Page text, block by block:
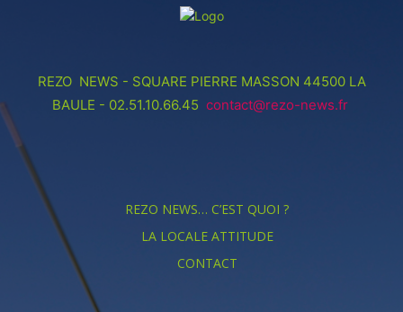
REZO NEWS - SQUARE PIERRE MASSON 44500 LA
BAULE - 02.51.10.66.45 contact@rezo-news.fr
REZO NEWS… C’EST QUOI ?
LA LOCALE ATTITUDE
CONTACT